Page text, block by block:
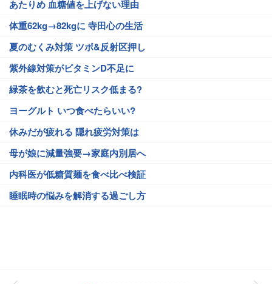
あたりめ 血糖値を上げない理由
体重62kg→82kgに 寺田心の生活
夏のむくみ対策 ツボ&反射区押し
紫外線対策がビタミンD不足に
緑茶を飲むと死亡リスク低まる?
ヨーグルト いつ食べたらいい?
休みだが疲れる 隠れ疲労対策は
母が娘に減量強要→家庭内別居へ
内科医が低糖質麺を食べ比べ検証
睡眠時の悩みを解消する過ごし方